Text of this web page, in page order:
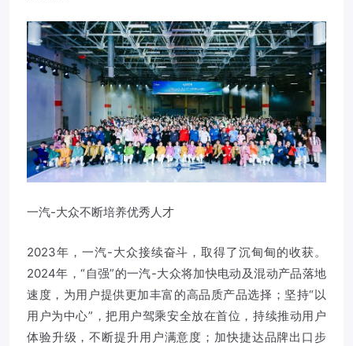
一汽-大众不断培养优秀人才
2023年，一汽-大众接续奋斗，取得了沉甸甸的收获。
2024年，“自强”的一汽-大众将加快电动及混动产品落地
速度，为用户提供更加丰富的高品质产品选择；坚持“以
用户为中心”，把用户驾乘安全放在首位，持续推动用户
体验升级，不断提升用户满意度；加快捷达品牌出口步